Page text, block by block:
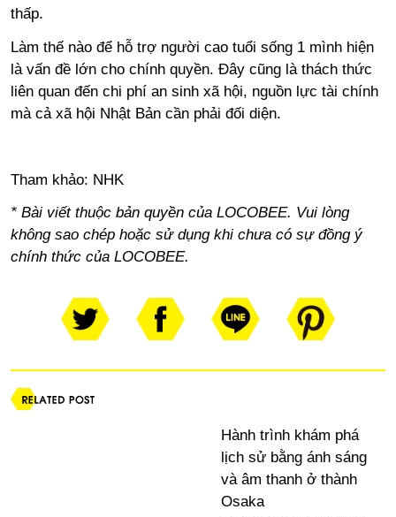
thấp.
Làm thế nào để hỗ trợ người cao tuổi sống 1 mình hiện
là vấn đề lớn cho chính quyền. Đây cũng là thách thức
liên quan đến chi phí an sinh xã hội, nguồn lực tài chính
mà cả xã hội Nhật Bản cần phải đối diện.
Tham khảo: NHK
* Bài viết thuộc bản quyền của LOCOBEE. Vui lòng
không sao chép hoặc sử dụng khi chưa có sự đồng ý
chính thức của LOCOBEE.
Hành trình khám phá
lịch sử bằng ánh sáng
và âm thanh ở thành
Osaka